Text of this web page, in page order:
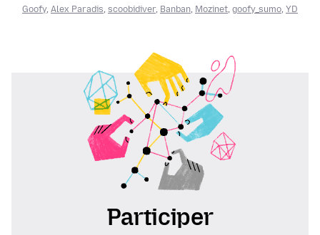
Goofy, Alex Paradis, scoobidiver, Banban, Mozinet, goofy_sumo, YD
Participer